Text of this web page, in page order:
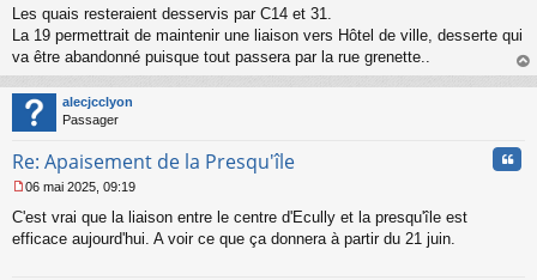
e
s
g
e
n
n
u
Les quais resteraient desservis par C14 et 31.
La 19 permettrait de maintenir une liaison vers Hôtel de ville, desserte qui
va être abandonné puisque tout passera par la rue grenette..
au
alecjcclyon
Passager
Re: Apaisement de la Presqu'île
e
s
06 mai 2025, 09:19
C'est vrai que la liaison entre le centre d'Ecully et la presqu'île est
efficace aujourd'hui. A voir ce que ça donnera à partir du 21 juin.